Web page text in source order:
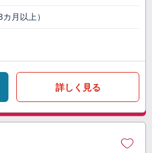
月以上）
詳しく見る